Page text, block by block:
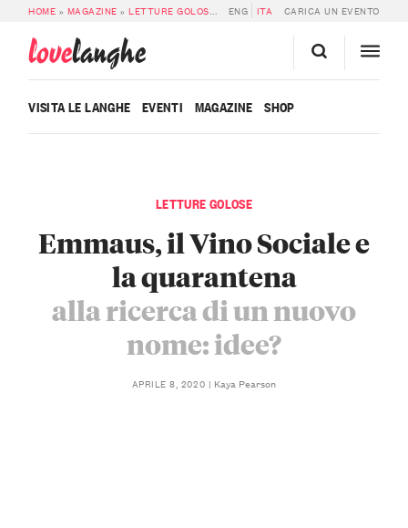
HOME » MAGAZINE »LETTURE GOLOSE » EMMAUS, IL VINO SOCIALE E LA
ENG ITA CARICA UN EVENTO
lovelanghe
VISITA LE LANGHE EVENTI MAGAZINE SHOP
LETTURE GOLOSE
Emmaus, il Vino Sociale e
la quarantena
alla ricerca di un nuovo
nome: idee?
APRILE 8, 2020 Kaya Pearson